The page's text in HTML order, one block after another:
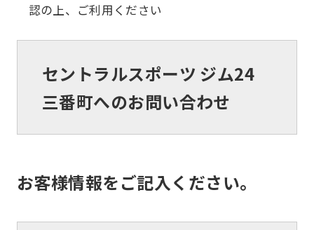
認の上、ご利用ください
セントラルスポーツ ジム24
三番町へのお問い合わせ
お客様情報をご記入ください。